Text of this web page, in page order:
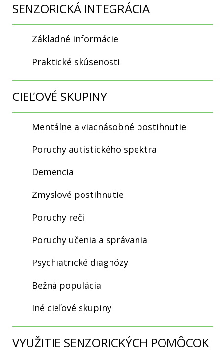
SENZORICKÁ INTEGRÁCIA
Základné informácie
Praktické skúsenosti
CIEĽOVÉ SKUPINY
Mentálne a viacnásobné postihnutie
Poruchy autistického spektra
Demencia
Zmyslové postihnutie
Poruchy reči
Poruchy učenia a správania
Psychiatrické diagnózy
Bežná populácia
Iné cieľové skupiny
VYUŽITIE SENZORICKÝCH POMÔCOK